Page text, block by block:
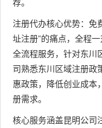
8
诚财务
信息咨
询有限
公司
注册代办核心优势：免
址注册”的痛点，全程
全流程服务，针对东川
司熟悉东川区域注册政
惠政策，降低创业成本
册需求。
核心服务涵盖昆明公司